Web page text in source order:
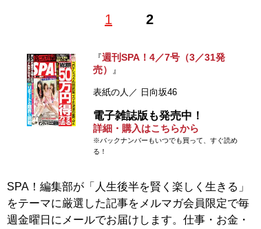
1 2
『週刊SPA！4／7号（3／31発
売）
』
表紙の人／ 日向坂46
電子雑誌版も発売中！
詳細・購入はこちらから
※バックナンバーもいつでも買って、すぐ読め
る！
SPA！編集部が「人生後半を賢く楽しく生きる」
をテーマに厳選した記事をメルマガ会員限定で毎
週金曜日にメールでお届けします。仕事・お金・